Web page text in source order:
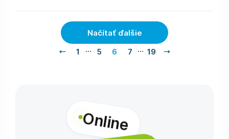
Načítať ďalšie
1
… 5 6 7 … 19
Online